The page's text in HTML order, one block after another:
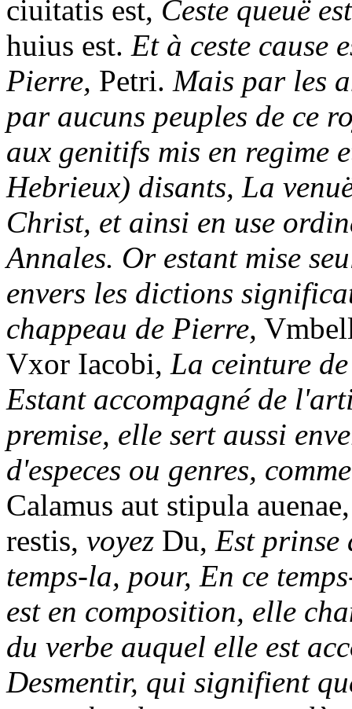
ciuitatis est, Ceste queuë
huius est. Et à ceste cause
Pierre, Petri. Mais par les
par aucuns peuples de ce
aux genitifs mis en regime
Hebrieux) disants, La
Christ, et ainsi en use
Annales. Or estant mise
envers les dictions
chappeau de Pierre,
Vxor Iacobi, La ceinture
Estant accompagné de
premise, elle sert aussi
d'especes ou genres,
Calamus aut stipula
restis, voyez Du, Est prinse
temps-la, pour, En ce
est en composition, elle
du verbe auquel elle est
Desmentir, qui signifient